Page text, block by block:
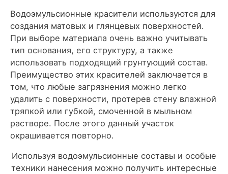
Водоэмульсионные красители используются для
создания матовых и глянцевых поверхностей.
При выборе материала очень важно учитывать
тип основания, его структуру, а также
использовать подходящий грунтующий состав.
Преимущество этих красителей заключается в
том, что любые загрязнения можно легко
удалить с поверхности, протерев стену влажной
тряпкой или губкой, смоченной в мыльном
растворе. После этого данный участок
окрашивается повторно.
Используя водоэмульсионные составы и особые
техники нанесения можно получить интересные